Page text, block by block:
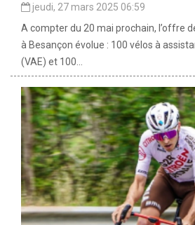
jeudi, 27 mars 2025 06:59
A compter du 20 mai prochain, l’offre
à Besançon évolue : 100 vélos à
(VAE) et 100...